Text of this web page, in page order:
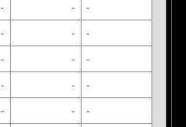
- - -
- - -
- - -
- - -
- - -